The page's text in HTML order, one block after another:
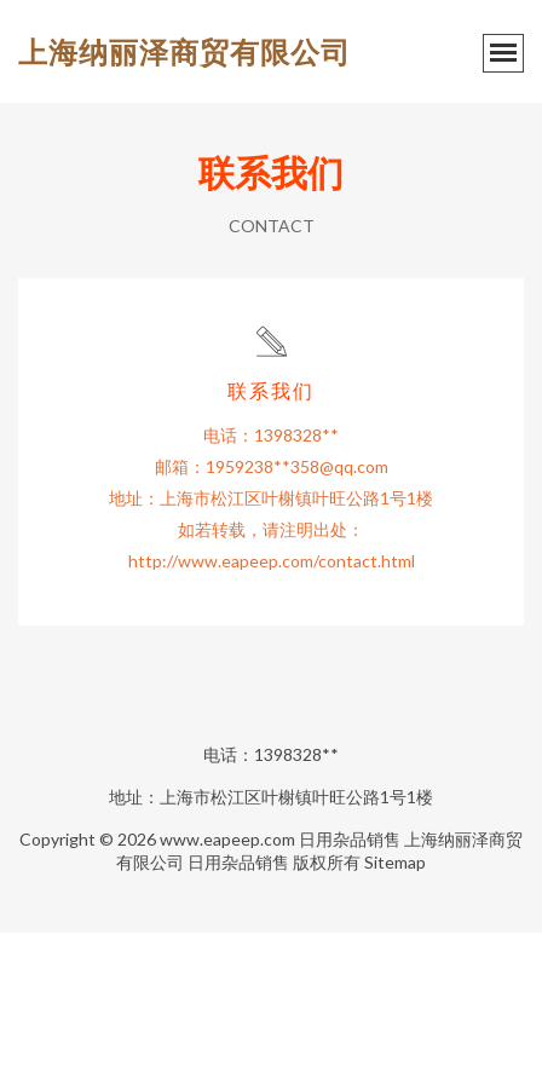
上海纳丽泽商贸有限公司
联系我们
CONTACT
联系我们
电话：1398328**
邮箱：1959238**358@qq.com
地址：上海市松江区叶榭镇叶旺公路1号1楼
如若转载，请注明出处：
http://www.eapeep.com/contact.html
电话：1398328**
地址：上海市松江区叶榭镇叶旺公路1号1楼
Copyright © 2026www.eapeep.com 日用杂品销售
上海纳丽泽商贸
有限公司 日用杂品销售 版权所有Sitemap